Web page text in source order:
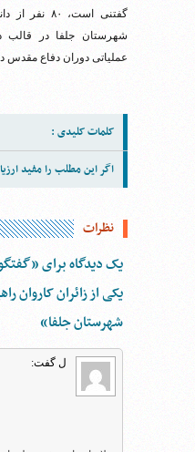
گفتنی است،
شهرستان جلفا در قالب
عملیاتی دوران دفاع مقدس
کلمات کلیدی :
اگر این مطلب را مفید
نظرات
یک دیدگاه برای
یکی از زائران کاروان
شهرستان جلفا“
ل گفت: